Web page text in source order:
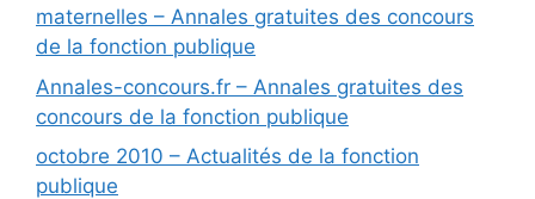
maternelles – Annales gratuites des concours
de la fonction publique
Annales-concours.fr – Annales gratuites des
concours de la fonction publique
octobre 2010 – Actualités de la fonction
publique